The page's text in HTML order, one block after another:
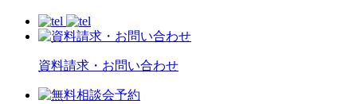
資料請求・お問い合わせ